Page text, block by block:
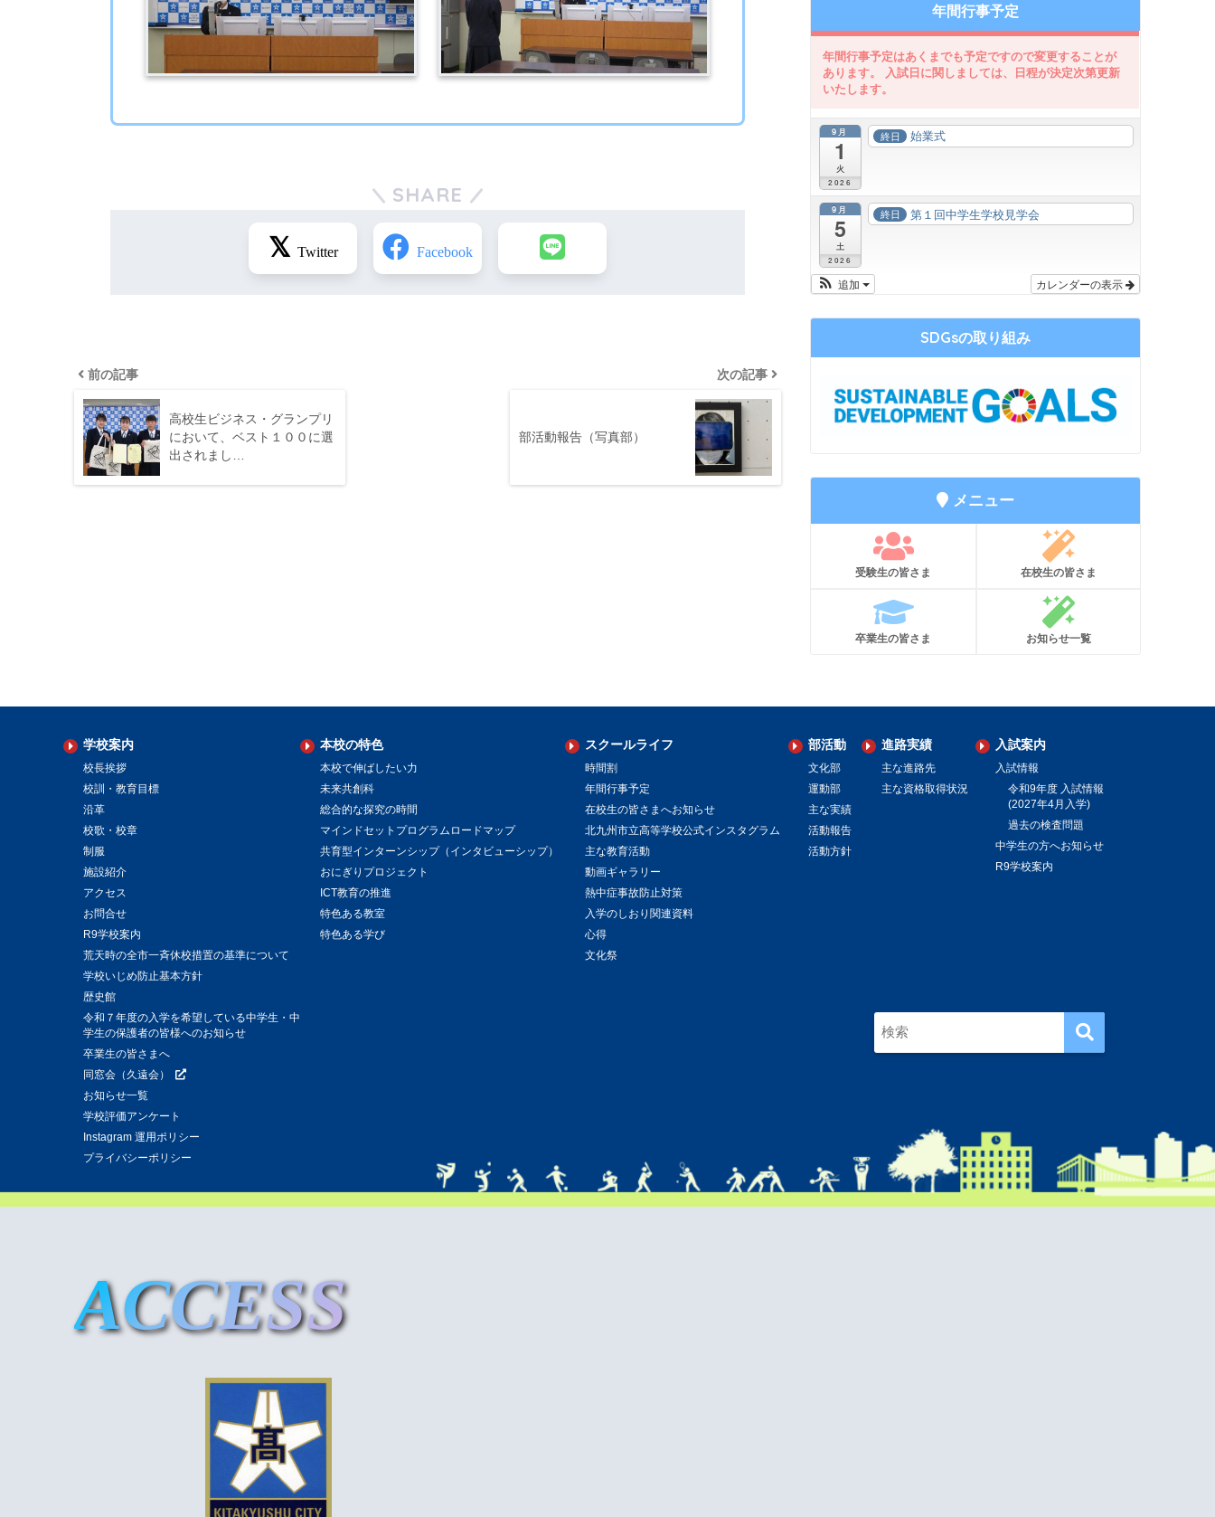
SHARE
前の記事
高校生ビジネス・グランプリ
において、ベスト１００に選
出されまし…
次の記事
部活動報告（写真部）
年間行事予定
9月
1
火
2026
終日 始業式
9月
5
土
2026
終日 第１回中学生学校見学会
カレンダーの表示
追加
SDGsの取り組み
メニュー
受験生の皆さま 在校生の皆さま
卒業生の皆さま お知らせ一覧
学校案内
校長挨拶
校訓・教育目標
沿革
校歌・校章
制服
施設紹介
アクセス
お問合せ
R9学校案内
荒天時の全市一斉休校措置の基準について
学校いじめ防止基本方針
歴史館
令和７年度の入学を希望している中学生・中
学生の保護者の皆様へのお知らせ
卒業生の皆さまへ
同窓会（久遠会）
お知らせ一覧
学校評価アンケート
Instagram 運用ポリシー
プライバシーポリシー
本校の特色
本校で伸ばしたい力
未来共創科
総合的な探究の時間
マインドセットプログラムロードマップ
共育型インターンシップ（インタビューシップ）
おにぎりプロジェクト
ICT教育の推進
特色ある教室
特色ある学び
スクールライフ
時間割
年間行事予定
在校生の皆さまへお知らせ
北九州市立高等学校公式インスタグラム
主な教育活動
動画ギャラリー
熱中症事故防止対策
入学のしおり関連資料
心得
文化祭
部活動
文化部
運動部
主な実績
活動報告
活動方針
進路実績
主な進路先
主な資格取得状況
入試案内
入試情報
令和9年度 入試情報
(2027年4月入学)
過去の検査問題
中学生の方へお知らせ
R9学校案内
ACCESS